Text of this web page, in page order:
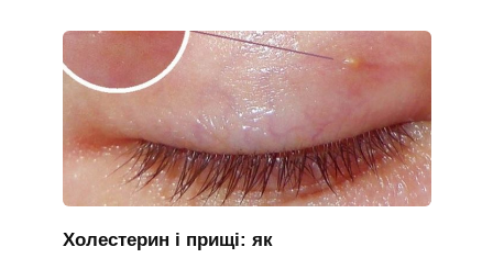
Холестерин і прищі: як